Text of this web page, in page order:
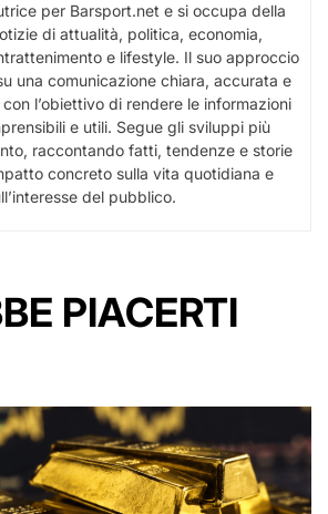
per Barsport.net e si occupa della
di attualità, politica, economia,
e lifestyle. Il suo approccio
una comunicazione chiara, accurata e
l’obiettivo di rendere le informazioni
e utili. Segue gli sviluppi più
raccontando fatti, tendenze e storie
concreto sulla vita quotidiana e
del pubblico.
PIACERTI